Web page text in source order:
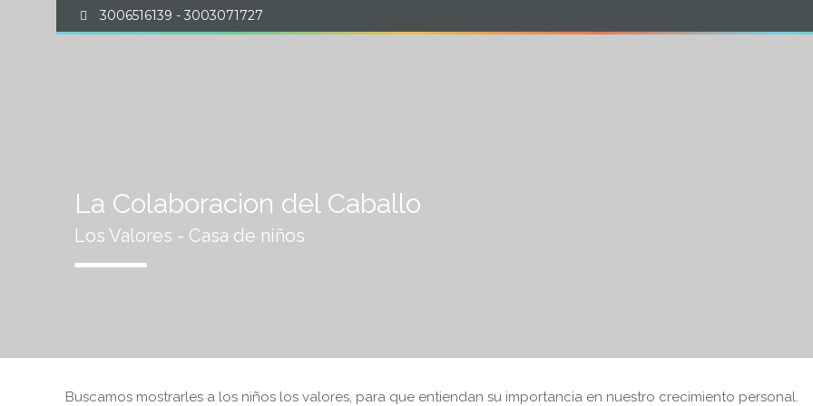
3006516139 - 3003071727
La Colaboracion del Caballo
Los Valores - Casa de niños
Buscamos mostrarles a los niños los valores, para que entiendan su importancia en nuestro crecimiento personal.